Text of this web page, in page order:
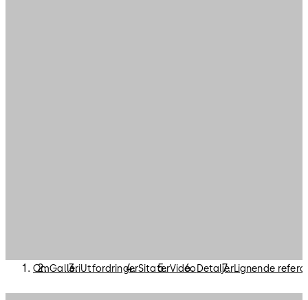
OmGalleriUtfordringerSitaterVideoDetaljerLignende